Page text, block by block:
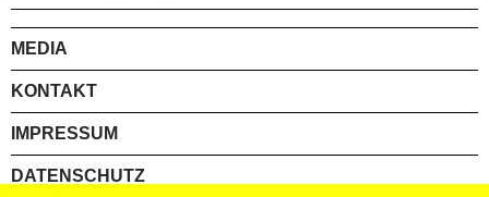
MEDIA
KONTAKT
IMPRESSUM
DATENSCHUTZ